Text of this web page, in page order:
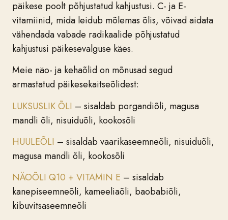
päikese poolt põhjustatud kahjustusi. C- ja E-
vitamiinid, mida leidub mõlemas õlis, võivad aidata
vähendada vabade radikaalide põhjustatud
kahjustusi päikesevalguse käes.
Meie näo- ja kehaõlid on mõnusad segud
armastatud päikesekaitseõlidest:
LUKSUSLIK ÕLI – sisaldab porgandiõli, magusa
mandli õli, nisuiduõli, kookosõli
HUULEÕLI – sisaldab vaarikaseemneõli, nisuiduõli,
magusa mandli õli, kookosõli
NÄOÕLI Q10 + VITAMIN E – sisaldab
kanepiseemneõli, kameeliaõli, baobabiõli,
kibuvitsaseemneõli